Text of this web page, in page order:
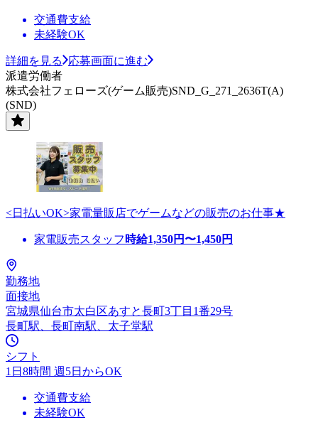
交通費支給
未経験OK
詳細を見る
応募画面に進む
派遣労働者
株式会社フェローズ(ゲーム販売)SND_G_271_2636T(A)
(SND)
<日払いOK>家電量販店でゲームなどの販売のお仕事★
家電販売スタッフ 時給1,350円〜1,450円
勤務地
面接地
宮城県仙台市太白区あすと長町3丁目1番29号
長町駅、長町南駅、太子堂駅
シフト
1日8時間 週5日からOK
交通費支給
未経験OK